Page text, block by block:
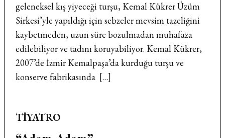
geleneksel kış yiyeceği turşu, Kemal Kükrer Üzüm
Sirkesi’yle yapıldığı için sebzeler mevsim tazeliğini
kaybetmeden, uzun süre bozulmadan muhafaza
edilebiliyor ve tadını koruyabiliyor. Kemal Kükrer,
2007’de İzmir Kemalpaşa’da kurduğu turşu ve
konserve fabrikasında […]
POSTED
TIYATRO